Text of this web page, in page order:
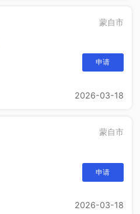
蒙自市
申请
2026-03-18
蒙自市
申请
2026-03-18